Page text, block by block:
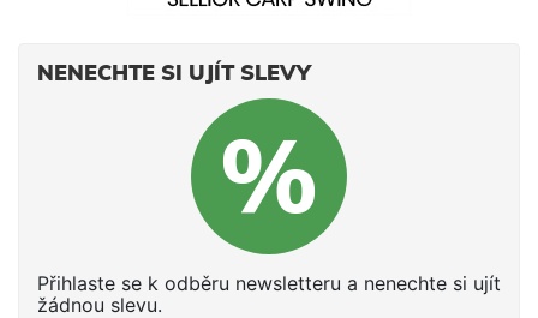
NENECHTE SI UJÍT SLEVY
Přihlaste se k odběru newsletteru a nenechte si ujít
žádnou slevu.